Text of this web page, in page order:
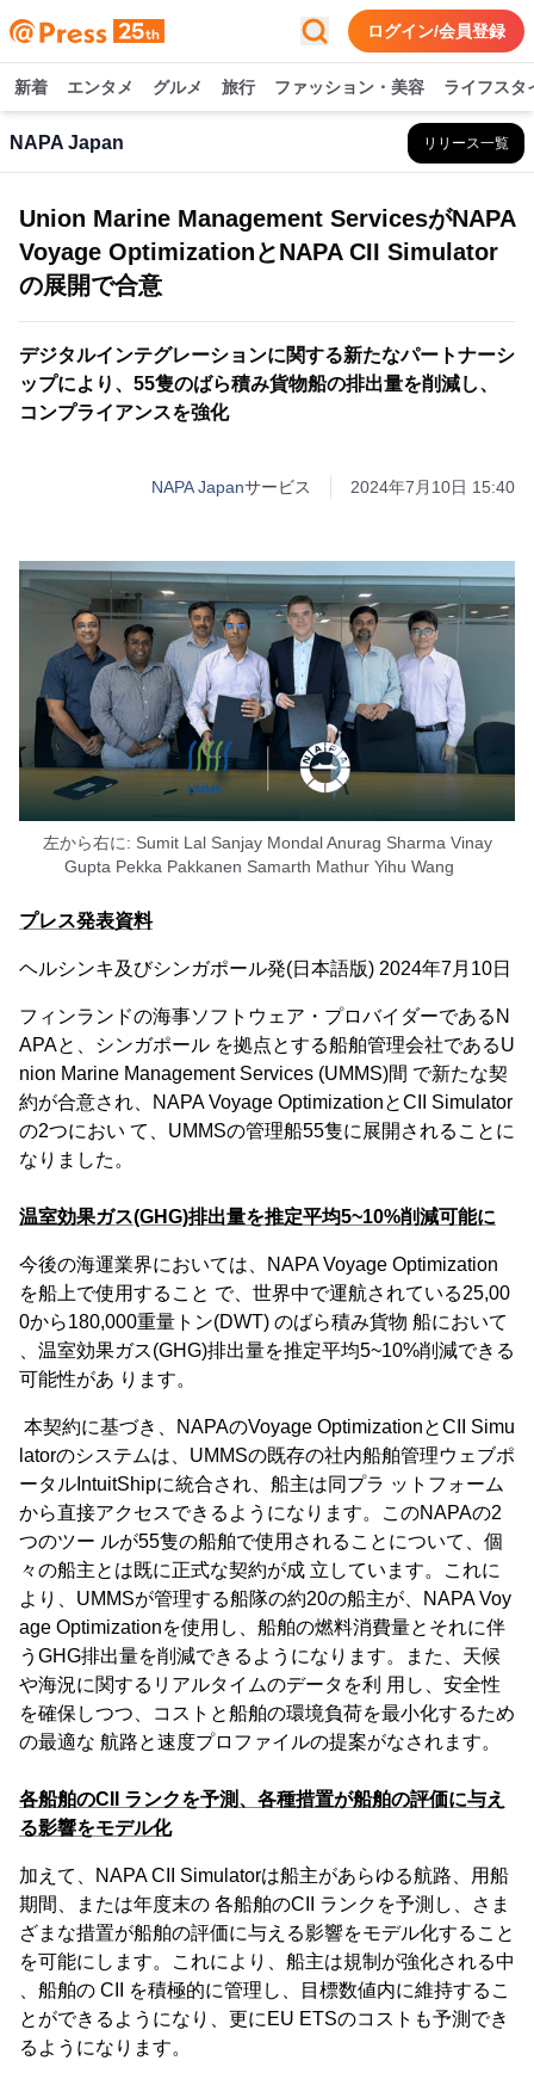
ログイン/会員登録
新着 エンタメ グルメ 旅行 ファッション・美容 ライフスタ
NAPA Japan リリース一覧
Union Marine Management ServicesがNAPA
Voyage OptimizationとNAPA CII Simulator
の展開で合意
デジタルインテグレーションに関する新たなパートナーシ
ップにより、55隻のばら積み貨物船の排出量を削減し、
コンプライアンスを強化
NAPA Japanサービス 2024年7月10日 15:40
左から右に: Sumit Lal Sanjay Mondal Anurag Sharma Vinay
Gupta Pekka Pakkanen Samarth Mathur Yihu Wang
プレス発表資料
ヘルシンキ及びシンガポール発(日本語版) 2024年7月10日
フィンランドの海事ソフトウェア・プロバイダーであるN
APAと、シンガポール を拠点とする船舶管理会社であるU
nion Marine Management Services (UMMS)間 で新たな契
約が合意され、NAPA Voyage OptimizationとCII Simulator
の2つにおい て、UMMSの管理船55隻に展開されることに
なりました。
温室効果ガス(GHG)排出量を推定平均5~10%削減可能に
今後の海運業界においては、NAPA Voyage Optimization
を船上で使用すること で、世界中で運航されている25,00
0から180,000重量トン(DWT) のばら積み貨物 船において
、温室効果ガス(GHG)排出量を推定平均5~10%削減できる
可能性があ ります。
本契約に基づき、NAPAのVoyage OptimizationとCII Simu
latorのシステムは、UMMSの既存の社内船舶管理ウェブポ
ータルIntuitShipに統合され、船主は同プラ ットフォーム
から直接アクセスできるようになります。このNAPAの2
つのツー ルが55隻の船舶で使用されることについて、個
々の船主とは既に正式な契約が成 立しています。これに
より、UMMSが管理する船隊の約20の船主が、NAPA Voy
age Optimizationを使用し、船舶の燃料消費量とそれに伴
うGHG排出量を削減できるようになります。また、天候
や海況に関するリアルタイムのデータを利 用し、安全性
を確保しつつ、コストと船舶の環境負荷を最小化するため
の最適な 航路と速度プロファイルの提案がなされます。
各船舶のCII ランクを予測、各種措置が船舶の評価に与え
る影響をモデル化
加えて、NAPA CII Simulatorは船主があらゆる航路、用船
期間、または年度末の 各船舶のCII ランクを予測し、さま
ざまな措置が船舶の評価に与える影響をモデル化すること
を可能にします。これにより、船主は規制が強化される中
、船舶の CII を積極的に管理し、目標数値内に維持するこ
とができるようになり、更にEU ETSのコストも予測でき
るようになります。